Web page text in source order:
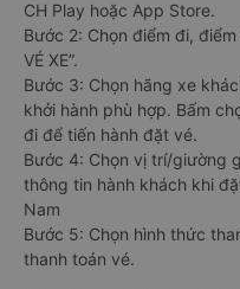
CH Play hoặc App Store.
Bước 2: Chọn điểm đi,
VÉ XE”.
Bước 3: Chọn hãng xe
khởi hành phù hợp. Bấm
đi để tiến hành đặt vé.
Bước 4: Chọn vị trí/giường
thông tin hành khách khi
Nam
Bước 5: Chọn hình thức
thanh toán vé.